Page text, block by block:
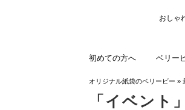
おしゃ
初めての方へ ベリー
オリジナル紙袋のベリービー »
「イベント